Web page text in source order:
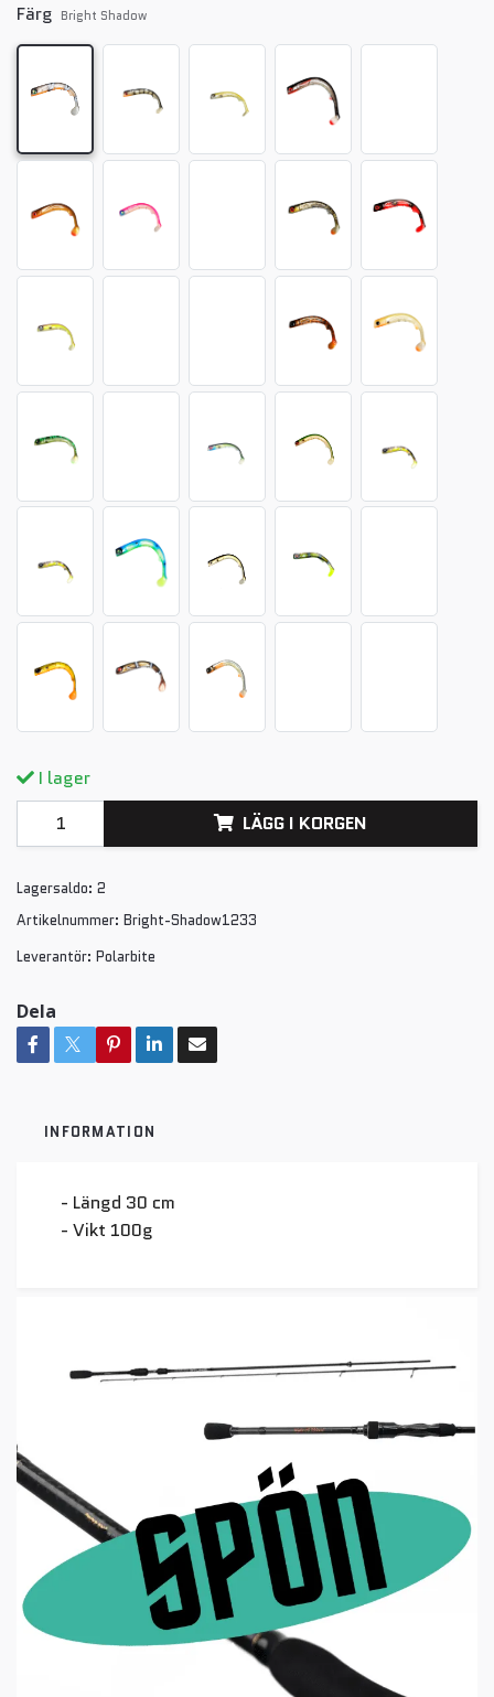
Färg Bright Shadow
I lager
LÄGG I KORGEN
Lagersaldo: 2
Artikelnummer: Bright-Shadow1233
Leverantör: Polarbite
Dela
INFORMATION
- Längd 30 cm
- Vikt 100g